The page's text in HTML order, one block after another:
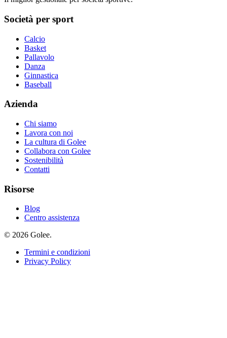
Società per sport
Calcio
Basket
Pallavolo
Danza
Ginnastica
Baseball
Azienda
Chi siamo
Lavora con noi
La cultura di Golee
Collabora con Golee
Sostenibilità
Contatti
Risorse
Blog
Centro assistenza
© 2026 Golee.
Termini e condizioni
Privacy Policy